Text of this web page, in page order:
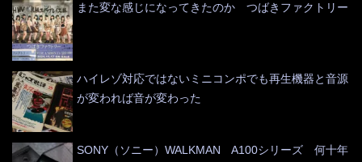
また変な感じになってきたのか つばきファクトリー
ハイレゾ対応ではないミニコンポでも再生機器と音源
が変われば音が変わった
SONY（ソニー）WALKMAN A100シリーズ 何十年